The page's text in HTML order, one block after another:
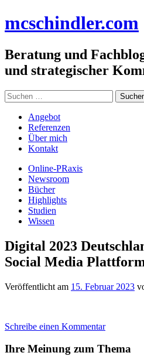
Inhalt
mcschindler.com
Beratung und
und strategischer
Suchen
nach:
Angebot
Referenzen
Über mich
Kontakt
Online-PRaxis
Newsroom
Bücher
Highlights
Studien
Wissen
Digital 2023
Social Media
Veröffentlicht am 15. Februar 2023
Schreibe einen Kommentar
Ihre Meinung zum Thema